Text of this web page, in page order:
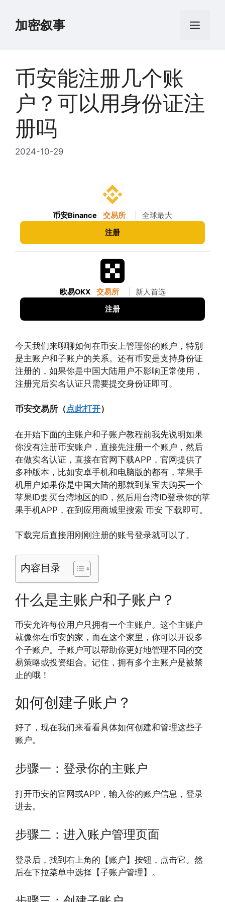
加密叙事 菜
币安能注册几个账
户？可以用身份证注
册吗
2024-10-29
币安Binance 交易所 全球最大
注册
欧易OKX 交易所 新人首选
注册
今天我们来聊聊如何在币安上管理你的账户，特别
是主账户和子账户的关系。还有币安是支持身份证
注册的，如果你是中国大陆用户不影响正常使用，
注册完后实名认证只需要提交身份证即可。
币安交易所（ 点此打开）
在开始下面的主账户和子账户教程前我先说明如果
你没有注册币安账户，直接先注册一个账户，然后
在做实名认证，直接在官网下载APP，官网提供了
多种版本，比如安卓手机和电脑版的都有，苹果手
机用户如果你是中国大陆的那就到某宝去购买一个
苹果ID要买台湾地区的ID，然后用台湾ID登录你的苹
果手机APP，在到应用商城里搜索 币安 下载即可。
下载完后直接用刚刚注册的账号登录就可以了。
内容目录
什么是主账户和子账户？
币安允许每位用户只拥有一个主账户。这个主账户
就像你在币安的家，而在这个家里，你可以开设多
个子账户。子账户可以帮助你更好地管理不同的交
易策略或投资组合。记住，拥有多个主账户是被禁
止的哦！
如何创建子账户？
好了，现在我们来看看具体如何创建和管理这些子
账户。
步骤一：登录你的主账户
打开币安的官网或APP，输入你的账户信息，登录
进去。
步骤二：进入账户管理页面
登录后，找到右上角的【账户】按钮，点击它。然
后在下拉菜单中选择【子账户管理】。